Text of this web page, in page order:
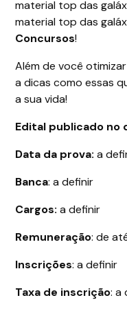
material top das
material top das
Concursos!
Além de você
a dicas como essas
a sua vida!
Edital publicado no
Data da prova: a
Banca: a definir
Cargos: a definir
Remuneração: de
Inscrições: a definir
Taxa de inscrição: a